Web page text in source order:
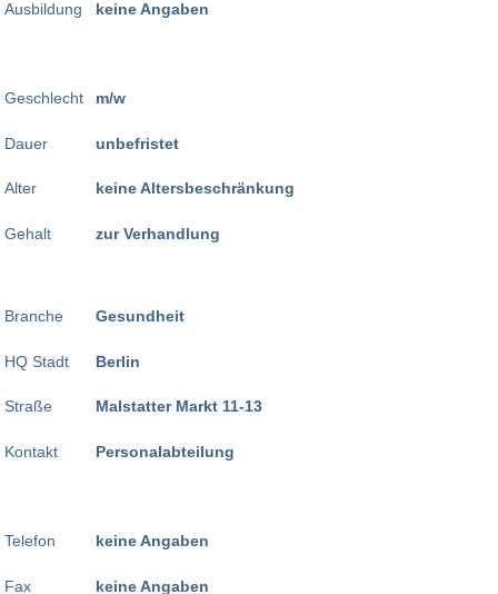
Ausbildung
Geschlecht
Dauer
Alter
Gehalt
keine Angaben
m/w
unbefristet
keine Altersbeschränkung
zur Verhandlung
Branche
HQ Stadt
Straße
Kontakt
Telefon
Fax
Gesundheit
Berlin
Malstatter Markt 11-13
Personalabteilung
keine Angaben
keine Angaben